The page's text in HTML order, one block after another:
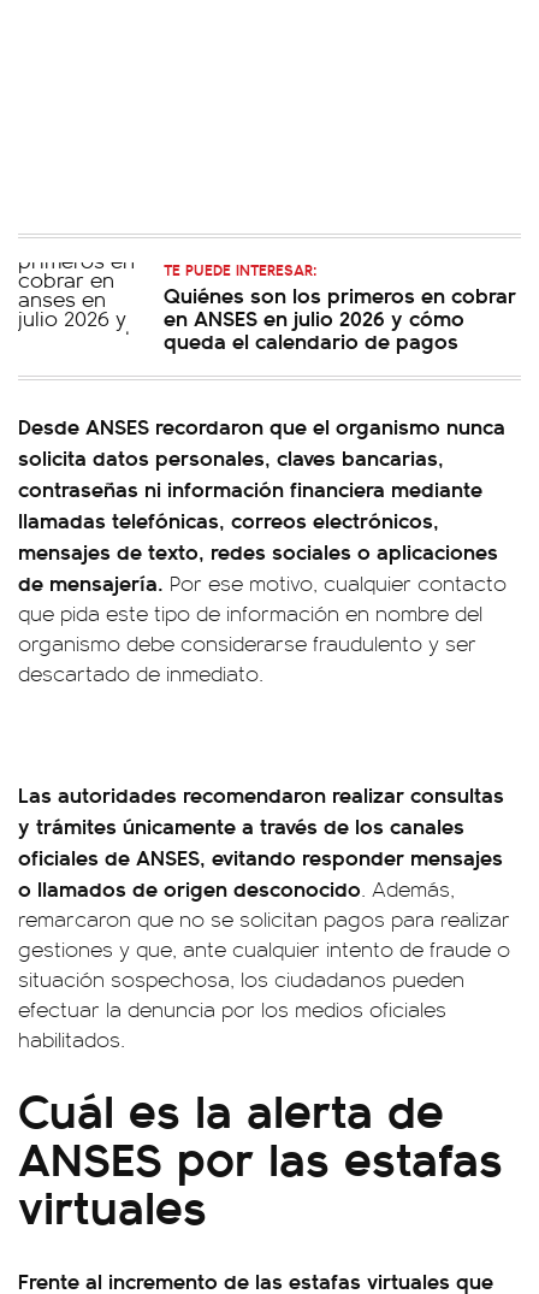
TE PUEDE INTERESAR:
Quiénes son los primeros en cobrar
en ANSES en julio 2026 y cómo
queda el calendario de pagos
Desde ANSES recordaron que el organismo nunca
solicita datos personales, claves bancarias,
contraseñas ni información financiera mediante
llamadas telefónicas, correos electrónicos,
mensajes de texto, redes sociales o aplicaciones
de mensajería. Por ese motivo, cualquier contacto
que pida este tipo de información en nombre del
organismo debe considerarse fraudulento y ser
descartado de inmediato.
Las autoridades recomendaron realizar consultas
y trámites únicamente a través de los canales
oficiales de ANSES, evitando responder mensajes
o llamados de origen desconocido. Además,
remarcaron que no se solicitan pagos para realizar
gestiones y que, ante cualquier intento de fraude o
situación sospechosa, los ciudadanos pueden
efectuar la denuncia por los medios oficiales
habilitados.
Cuál es la alerta de
ANSES por las estafas
virtuales
Frente al incremento de las estafas virtuales que